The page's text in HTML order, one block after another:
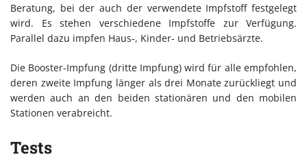
Beratung, bei der auch der verwendete Impfstoff festgelegt
wird. Es stehen verschiedene Impfstoffe zur Verfügung.
Parallel dazu impfen Haus-, Kinder- und Betriebsärzte.
Die Booster-Impfung (dritte Impfung) wird für alle empfohlen,
deren zweite Impfung länger als drei Monate zurückliegt und
werden auch an den beiden stationären und den mobilen
Stationen verabreicht.
Tests